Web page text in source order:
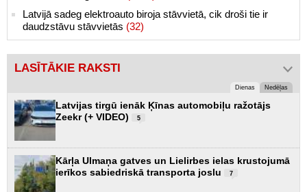
Latvijā sadeg elektroauto biroja stāvvietā, cik droši tie ir
daudzstāvu stāvvietās (32)
LASĪTĀKIE RAKSTI
Dienas Nedēļas
Latvijas tirgū ienāk Ķīnas automobiļu ražotājs
Zeekr (+ VIDEO)
5
Kārļa Ulmaņa gatves un Lielirbes ielas krustojumā
ierīkos sabiedriskā transporta joslu
7